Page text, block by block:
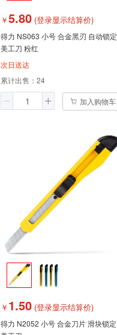
￥5.80 (登录显示结算价)
得力 NS063 小号 合金黑刃 自动锁定
美工刀 粉红
次日送达
累计出售： 24
加入购物车
￥ 1.50 (登录显示结算价)
得力 N2052 小号 合金刀片 滑块锁定